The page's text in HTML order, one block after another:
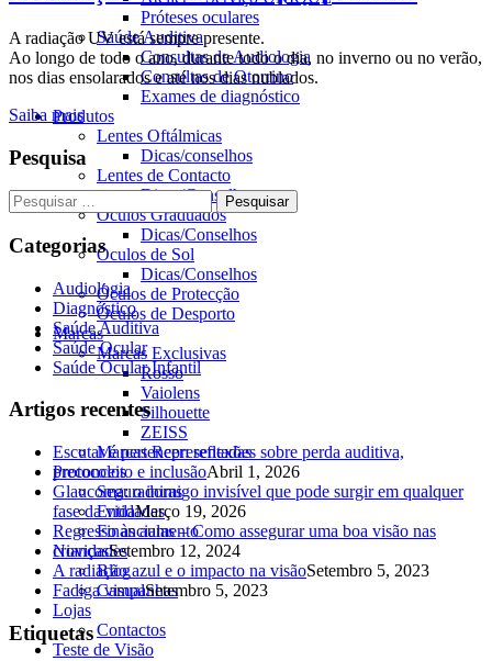
Próteses oculares
Saúde Auditiva
Consultas de Audiologia
Consultas de Otorrino
Exames de diagnóstico
Produtos
Lentes Oftálmicas
Dicas/conselhos
Lentes de Contacto
Dicas/Conselhos
Óculos Graduados
Dicas/Conselhos
Óculos de Sol
Dicas/Conselhos
Óculos de Protecção
Óculos de Desporto
Marcas
Marcas Exclusivas
Rosso
Vaiolens
Silhouette
ZEISS
Marcas Representadas
Protocolos
Seguradoras
Entidades
Financiamento
Novidades
Blog
Campanhas
Lojas
Contactos
Teste de Visão
A radiação UV está sempre presente.
Ao longo de todo o ano, durante todo o dia, no inverno ou no verão,
nos dias ensolarados e até nos dias nublados.
Saiba mais
Pesquisa
Pesquisar
por:
Categorias
Audiologia
Diagnóstico
Saúde Auditiva
Saúde Ocular
Saúde Ocular Infantil
Artigos recentes
Escutar é pertencer: reflexões sobre perda auditiva,
preconceito e inclusãoAbril 1, 2026
Glaucoma: o inimigo invisível que pode surgir em qualquer
fase da vidaMarço 19, 2026
Regresso às aulas – Como assegurar uma boa visão nas
criançasSetembro 12, 2024
A radiação azul e o impacto na visãoSetembro 5, 2023
Fadiga visualSetembro 5, 2023
Etiquetas